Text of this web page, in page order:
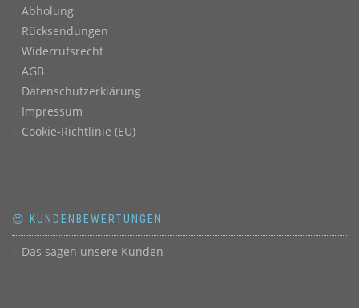
Abholung
Rücksendungen
Widerrufsrecht
AGB
Datenschutzerklärung
Impressum
Cookie-Richtlinie (EU)
😍 KUNDENBEWERTUNGEN
Das sagen unsere Kunden